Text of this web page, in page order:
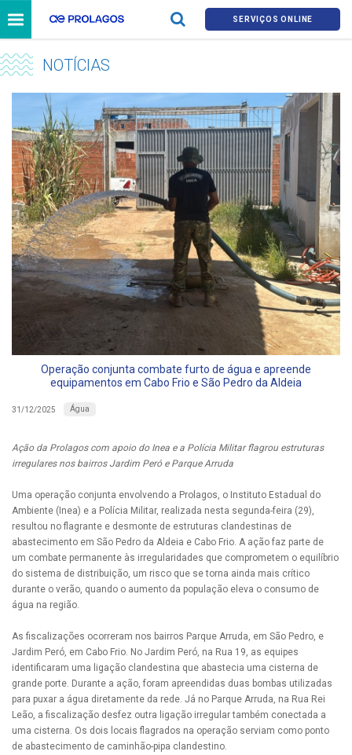
SERVIÇOS ONLINE
NOTÍCIAS
Operação conjunta combate furto de água e apreende
equipamentos em Cabo Frio e São Pedro da Aldeia
31/12/2025 Água
Ação da Prolagos com apoio do Inea e a Polícia Militar flagrou estruturas
irregulares nos bairros Jardim Peró e Parque Arruda
Uma operação conjunta envolvendo a Prolagos, o Instituto Estadual do
Ambiente (Inea) e a Polícia Militar, realizada nesta segunda-feira (29),
resultou no flagrante e desmonte de estruturas clandestinas de
abastecimento em São Pedro da Aldeia e Cabo Frio. A ação faz parte de
um combate permanente às irregularidades que comprometem o equilíbrio
do sistema de distribuição, um risco que se torna ainda mais crítico
durante o verão, quando o aumento da população eleva o consumo de
água na região.
As fiscalizações ocorreram nos bairros Parque Arruda, em São Pedro, e
Jardim Peró, em Cabo Frio. No Jardim Peró, na Rua 19, as equipes
identificaram uma ligação clandestina que abastecia uma cisterna de
grande porte. Durante a ação, foram apreendidas duas bombas utilizadas
para puxar a água diretamente da rede. Já no Parque Arruda, na Rua Rei
Leão, a fiscalização desfez outra ligação irregular também conectada a
uma cisterna. Os dois locais flagrados na operação serviam como ponto
de abastecimento de caminhão-pipa clandestino.